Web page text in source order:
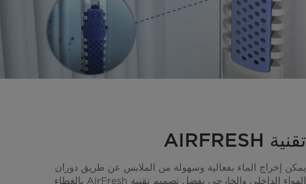
تقنية AIRFRESH
يمكن إخراج الماء بفعالية وسهولة من الملابس عن طريق دوران
الهواء الداخلي والخارجي بفضل تصميم تقنية AirFresh بالغطاء